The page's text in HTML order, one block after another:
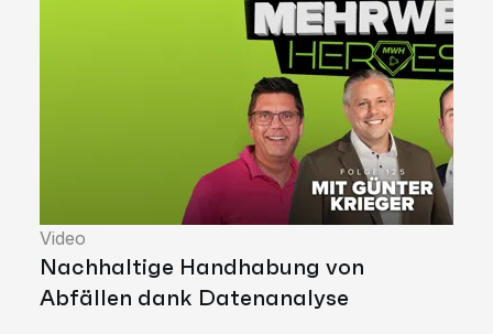
Video
Nachhaltige Handhabung von
Abfällen dank Datenanalyse